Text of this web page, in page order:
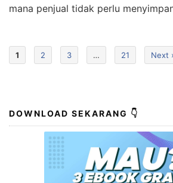
mana penjual tidak perlu
1 2 3 … 21 Next
DOWNLOAD SEKARANG 👇